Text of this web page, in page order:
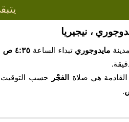
، نيجيريا
مايدوجوري تبداء الساعة٤:٣٥ ص
هي صلاة الفجْر حسب التوقيت
.